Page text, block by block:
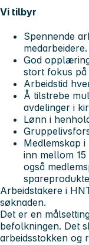
Vi tilbyr
Spennende
medarbeidere.
God
stort fokus
Arbeidstid
Å tilstrebe
avdelinger i
Lønn i
Medlemskap
inn mellom
også
Arbeidstakere i
søknaden.
Det er en
befolkningen. Det
arbeidsstokken og